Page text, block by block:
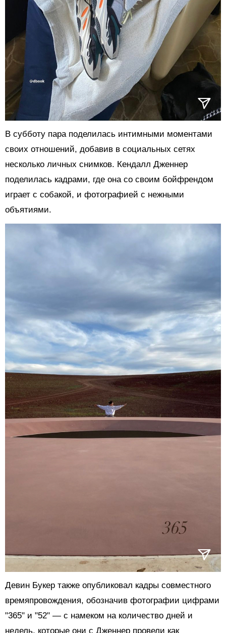
В субботу пара поделилась интимными моментами
своих отношений, добавив в социальных сетях
несколько личных снимков. Кендалл Дженнер
поделилась кадрами, где она со своим бойфрендом
играет с собакой, и фотографией с нежными
объятиями.
Девин Букер также опубликовал кадры совместного
времяпровождения, обозначив фотографии цифрами
"365" и "52" — с намеком на количество дней и
недель, которые они с Дженнер провели как